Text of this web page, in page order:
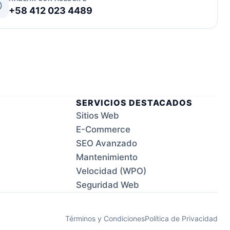
+58 412 023 4489
SERVICIOS DESTACADOS
Sitios Web
E-Commerce
SEO Avanzado
Mantenimiento
Velocidad (WPO)
Seguridad Web
Términos y CondicionesPolítica de Privacidad